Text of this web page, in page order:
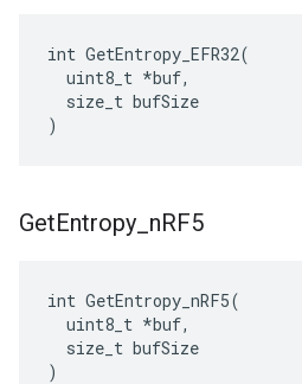
int GetEntropy_EFR32(
  uint8_t *buf,
  size_t bufSize
)
GetEntropy nRF5
int GetEntropy_nRF5(
  uint8_t *buf,
  size_t bufSize
)